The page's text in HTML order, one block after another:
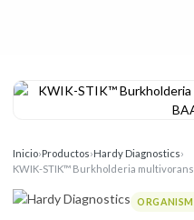
Inicio›Productos›Hardy Diagnostics›
KWIK-STIK™ Burkholderia